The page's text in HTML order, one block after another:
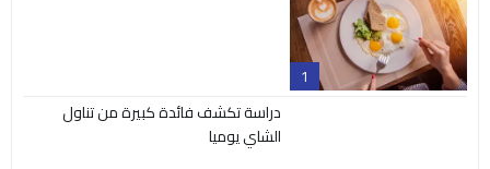
1
دراسة تكشف فائدة كبيرة من تناول
الشاي يوميا